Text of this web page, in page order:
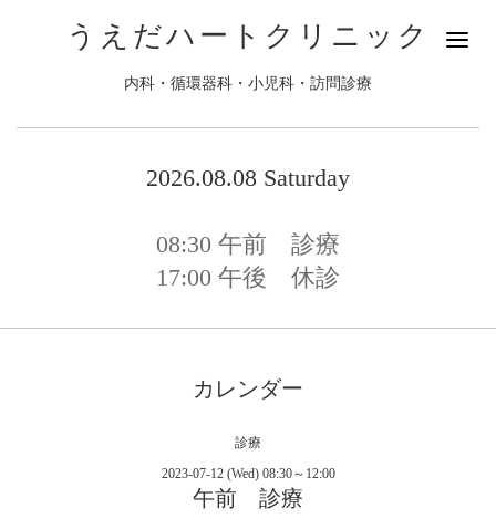
うえだハートクリニック
内科・循環器科・小児科・訪問診療
2026.08.08 Saturday
08:30 午前 診療
17:00 午後 休診
カレンダー
診療
2023-07-12 (Wed) 08:30～12:00
午前 診療